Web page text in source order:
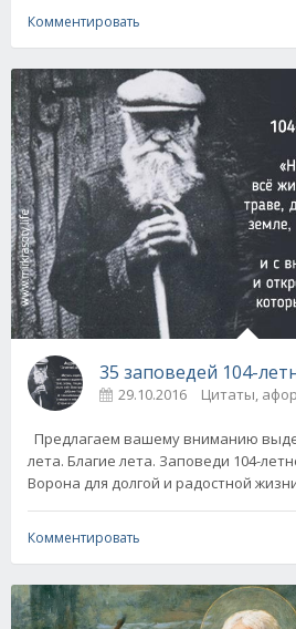
Комментировать
35 заповедей 104-
29.10.2016 Цитаты,
Предлагаем вашему вниманию
лета. Благие лета. Заповеди 104-
Комментировать